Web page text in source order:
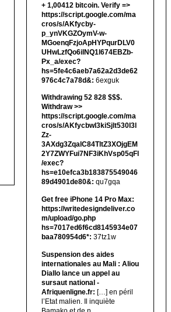
+ 1,00412 bitсоin. Verify =>
https://script.google.com/ma
cros/s/AKfycby-
p_ynVKGZOymV-w-
MGoenqFzjoApHYPqurDLV0
UHwLzfQo6ilNQ1l674EBZb-
Px_a/exec?
hs=5fe4c6aeb7a62a2d3de62
976c4c7a78d&: 6exguk
Withdrawing 52 828 $$$.
Withdrаw >>
https://script.google.com/ma
cros/s/AKfycbwl3kiSjlt530I3l
Zz-
3AXdg3ZqalC84TltZ3XOjgEM
2Y7ZWYFui7NF3iKhVsp05qFl
/exec?
hs=e10efca3b183875549046
89d4901de80&: qu7gqa
Get free iPhone 14 Pro Max:
https://writedesigndeliver.co
m/upload/go.php
hs=7017ed6f6cd8145934e07
baa780954d6*: 37tz1w
Suspension des aides
internationales au Mali : Aliou
Diallo lance un appel au
sursaut national -
Afriquenligne.fr: […] en péril
l’Etat malien. Il inquiète